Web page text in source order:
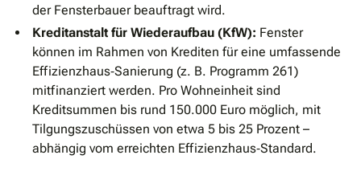
der Fensterbauer beauftragt wird.
Kreditanstalt für Wiederaufbau (KfW): Fenster
können im Rahmen von Krediten für eine umfassende
Effizienzhaus‐Sanierung (z. B. Programm 261)
mitfinanziert werden. Pro Wohneinheit sind
Kreditsummen bis rund 150.000 Euro möglich, mit
Tilgungszuschüssen von etwa 5 bis 25 Prozent –
abhängig vom erreichten Effizienzhaus‐Standard.